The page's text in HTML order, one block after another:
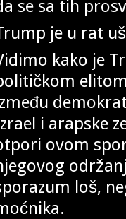
se sa tih
je u rat
kako je
i arapske
ovom
loš,